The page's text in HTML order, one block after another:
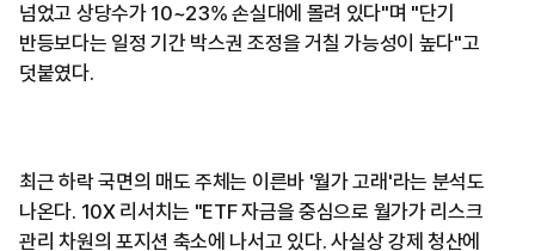
넘었고 상당수가 10~23% 손실대에 몰려 있다"며 "단기
반등보다는 일정 기간 박스권 조정을 거칠 가능성이 높다"고
덧붙였다.
최근 하락 국면의 매도 주체는 이른바 '월가 고래'라는 분석도
나온다. 10X 리서치는 "ETF 자금을 중심으로 월가가 리스크
관리 차원의 포지션 축소에 나서고 있다. 사실상 강제 청산에